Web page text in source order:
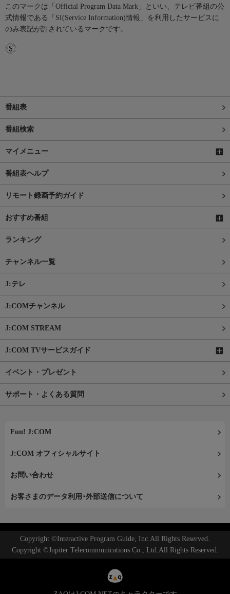
このマークは「Official Program Data Mark」といい、テレビ番組の公
式情報である「SI(Service Information)情報」を利用したサービスに
のみ表記が許されているマークです。
番組表
番組検索
マイメニュー
番組表ヘルプ
リモート録画予約ガイド
おすすめ番組
ランキング
チャンネル一覧
J:テレ
J:COMチャンネル
J:COM STREAM
J:COM TVサービスガイド
イベント・プレゼント
サポート・よくある質問
Fun! J:COM
J:COM オフィシャルサイト
お問い合わせ
お客さまのデータ利用･外部送信について
Copyright ©Interactive Program Guide, Inc.All Rights Reserved.
Copyright ©Jupiter Telecommunications Co., Ltd.All Rights Reserved.